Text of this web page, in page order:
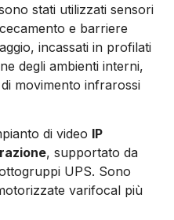
stati utilizzati sensori
e barriere
incassati in profilati
degli ambienti interni,
movimento infrarossi
di video IP
, supportato da
UPS. Sono
varifocal più